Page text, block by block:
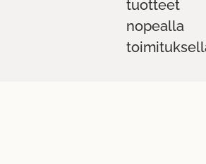
tuotteet
nopealla